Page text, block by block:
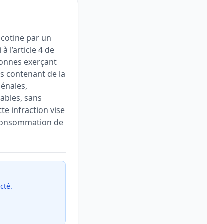
par un
l’article 4 de
exerçant
contenant de la
sans
infraction vise
de